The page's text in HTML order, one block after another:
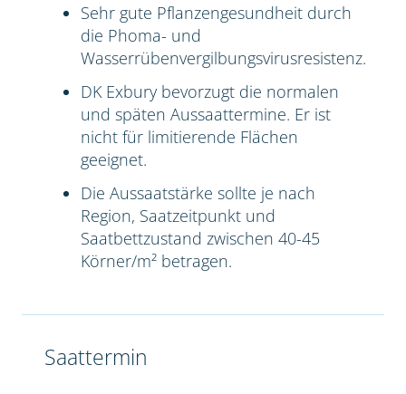
Sehr gute Pflanzengesundheit durch
die Phoma- und
Wasserrübenvergilbungsvirusresistenz.
DK Exbury bevorzugt die normalen
und späten Aussaattermine. Er ist
nicht für limitierende Flächen
geeignet.
Die Aussaatstärke sollte je nach
Region, Saatzeitpunkt und
Saatbettzustand zwischen 40-45
Körner/m² betragen.
Saattermin